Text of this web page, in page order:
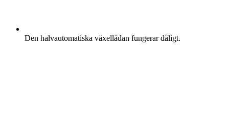
Den halvautomatiska växellådan fungerar dåligt.